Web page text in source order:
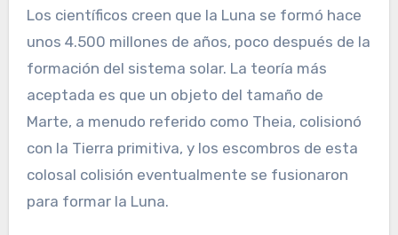
Los científicos creen que la Luna se formó hace
unos 4.500 millones de años, poco después de la
formación del sistema solar. La teoría más
aceptada es que un objeto del tamaño de
Marte, a menudo referido como Theia, colisionó
con la Tierra primitiva, y los escombros de esta
colosal colisión eventualmente se fusionaron
para formar la Luna.